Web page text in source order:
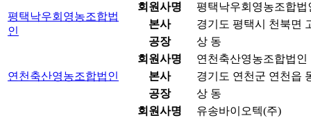
평택낙우회영농조합법
인
회원사명
평택낙우회영농조합법
본사
경기도 평택시 천북면
공장
상 동
연천축산영농조합법인
회원사명
연천축산영농조합법인
본사
경기도 연천군 연천읍
공장
상 동
회원사명
유송바이오텍(주)